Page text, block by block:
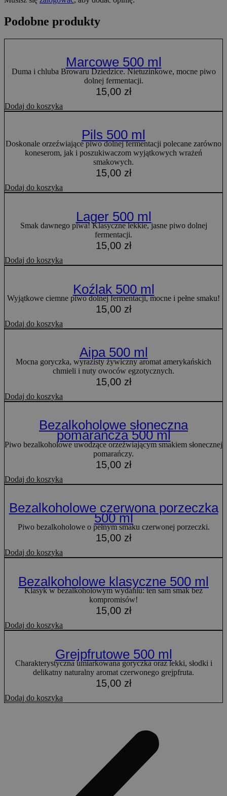
Podobne produkty
Marcowe 500 ml
Duma i chluba Browaru Dziedzice. Nietuzinkowe, mocne piwo
dolnej fermentacji.
15,00 zł
Dodaj do koszyka
Pils 500 ml
Doskonale orzeźwiające piwo dolnej fermentacji polecane zarówno
koneserom, jak i poszukiwaczom wyjątkowych wrażeń
smakowych.
15,00 zł
Dodaj do koszyka
Lager 500 ml
Smak dawnego piwa! Klasyczne lekkie, jasne piwo dolnej
fermentacji.
15,00 zł
Dodaj do koszyka
Koźlak 500 ml
Wyjątkowe ciemne piwo dolnej fermentacji, mocne i pełne smaku!
15,00 zł
Dodaj do koszyka
Aipa 500 ml
Mocna goryczka, wyrazisty żywiczny aromat amerykańskich
chmieli i nuty owoców egzotycznych.
15,00 zł
Dodaj do koszyka
Bezalkoholowe słoneczna
pomarańcza 500 ml
Piwo bezalkoholowe uwodzące orzeźwiającym smakiem słonecznej
pomarańczy.
15,00 zł
Dodaj do koszyka
Bezalkoholowe czerwona porzeczka
500 ml
Piwo bezalkoholowe o pełnym smaku czerwonej porzeczki.
15,00 zł
Dodaj do koszyka
Bezalkoholowe klasyczne 500 ml
Klasyk w bezalkoholowym wydaniu: ten sam smak bez
kompromisów!
15,00 zł
Dodaj do koszyka
Grejpfrutowe 500 ml
Charakterystyczna umiarkowana goryczka oraz lekki, słodki i
delikatny naturalny aromat czerwonego grejpfruta.
15,00 zł
Dodaj do koszyka